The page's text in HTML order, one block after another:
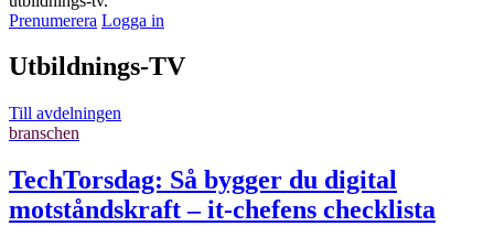
Prenumerera Logga in
Utbildnings-TV
Till avdelningen
branschen
TechTorsdag: Så bygger du digital
motståndskraft – it-chefens checklista